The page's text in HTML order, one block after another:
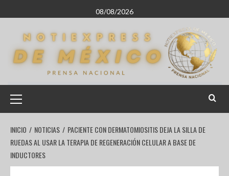
08/08/2026
INICIO NOTICIAS
PACIENTE CON DERMATOMIOSITIS DEJA LA SILLA DE
RUEDAS AL USAR LA TERAPIA DE REGENERACIÓN CELULAR A BASE DE
INDUCTORES